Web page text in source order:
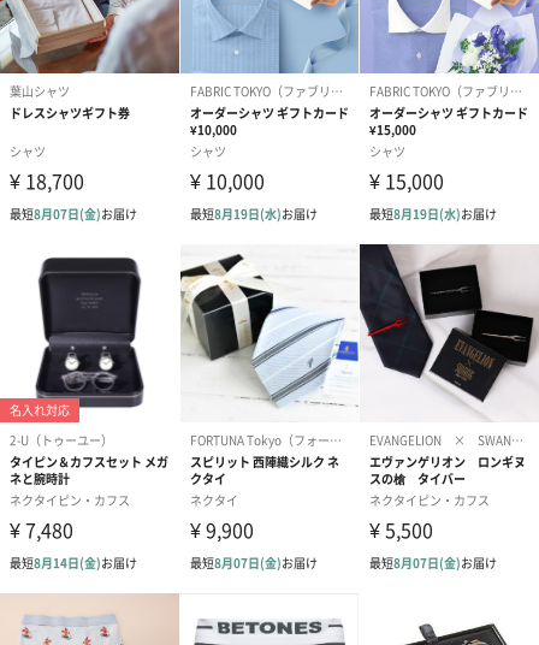
も1日遅くなります。
シーズンブーケ（ひま
わり）（1,880円）
ブーケ（ホワイトグリ
ーン）（1,650円）
ブーケ（ピン
（1,650円）
ドライフラワー・プリザーブドフラワー
自然のお花で作ったドライフラワー・プリザーブドフラワーを同
梱します。
一部花材が写真と異なる場合がございます。予めご了承くださ
い。パッケージに入れてお届けします。